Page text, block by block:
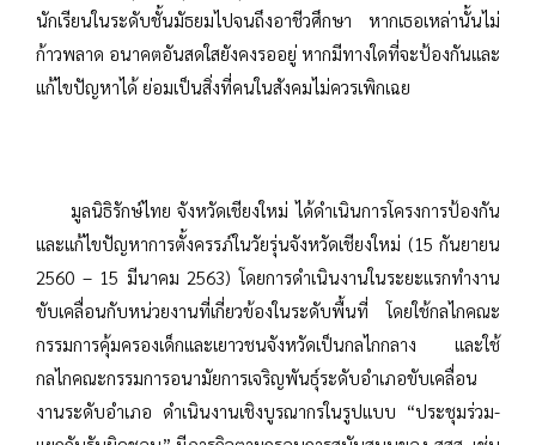
นักเรียนในระดับชั้นมัธยมไปจนถึงอาชีวศึกษา หากเธอเหล่านั้นไม่
ก้าวพลาด อนาคตอันสดใสยังคงรออยู่ หากมีทางใดที่จะป้องกันและ
แก้ไขปัญหาได้ ย่อมเป็นสิ่งที่คนในสังคมไม่ควรเพิกเฉย
มูลนิธิรักษ์ไทย จังหวัดเชียงใหม่ ได้ดำเนินการโครงการป้องกัน
และแก้ไขปัญหาการตั้งครรภ์ในวัยรุ่นจังหวัดเชียงใหม่ (15 กันยายน
2560 – 15 มีนาคม 2563) โดยการดำเนินงานในระยะแรกทำงาน
ขับเคลื่อนกับหน่วยงานที่เกี่ยวข้องในระดับพื้นที่ โดยใช้กลไกคณะ
กรรมการคุ้มครองเด็กและเยาวชนจังหวัดเป็นกลไกกลาง และใช้
กลไกคณะกรรมการอนามัยการเจริญพันธุ์ระดับอำเภอขับเคลื่อน
งานระดับอำเภอ ดำเนินงานเชิงบูรณากรในรูปแบบ “ประชุมร่วม-